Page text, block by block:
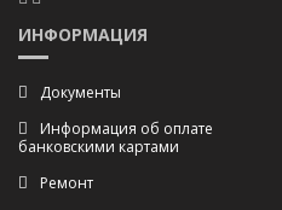
ИНФОРМАЦИЯ
Документы
Информация об оплате
банковскими картами
Ремонт